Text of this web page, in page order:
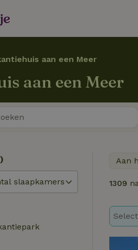
aan een Meer
aan een Meer
Aan
1309